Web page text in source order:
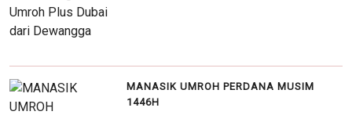
MANASIK UMROH PERDANA MUSIM
1446H